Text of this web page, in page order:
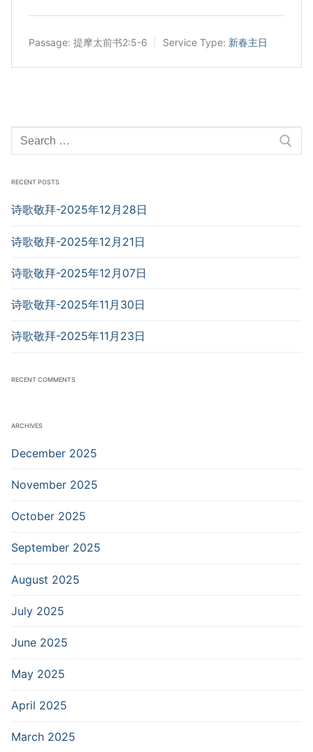
Passage: 提摩太前书2:5-6 Service Type: 新春主日
Search
for:
RECENT POSTS
诗歌敬拜-2025年12月28日
诗歌敬拜-2025年12月21日
诗歌敬拜-2025年12月07日
诗歌敬拜-2025年11月30日
诗歌敬拜-2025年11月23日
RECENT COMMENTS
ARCHIVES
December 2025
November 2025
October 2025
September 2025
August 2025
July 2025
June 2025
May 2025
April 2025
March 2025